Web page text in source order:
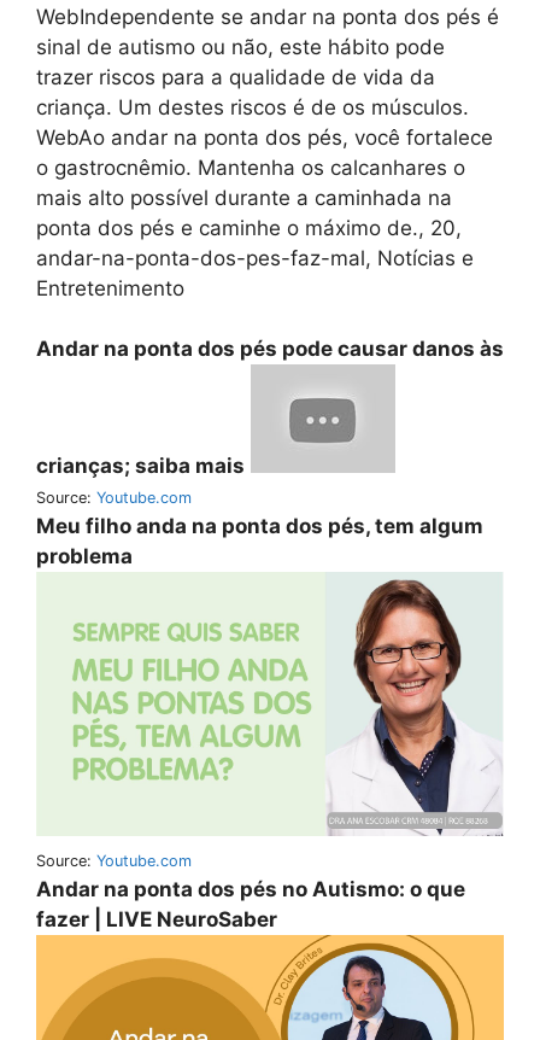
WebIndependente se andar na ponta dos pés é
sinal de autismo ou não, este hábito pode
trazer riscos para a qualidade de vida da
criança. Um destes riscos é de os músculos.
WebAo andar na ponta dos pés, você fortalece
o gastrocnêmio. Mantenha os calcanhares o
mais alto possível durante a caminhada na
ponta dos pés e caminhe o máximo de., 20,
andar-na-ponta-dos-pes-faz-mal, Notícias e
Entretenimento
Andar na ponta dos pés pode causar danos às
crianças; saiba mais
Source: Youtube.com
Meu filho anda na ponta dos pés, tem algum
problema
Source: Youtube.com
Andar na ponta dos pés no Autismo: o que
fazer | LIVE NeuroSaber